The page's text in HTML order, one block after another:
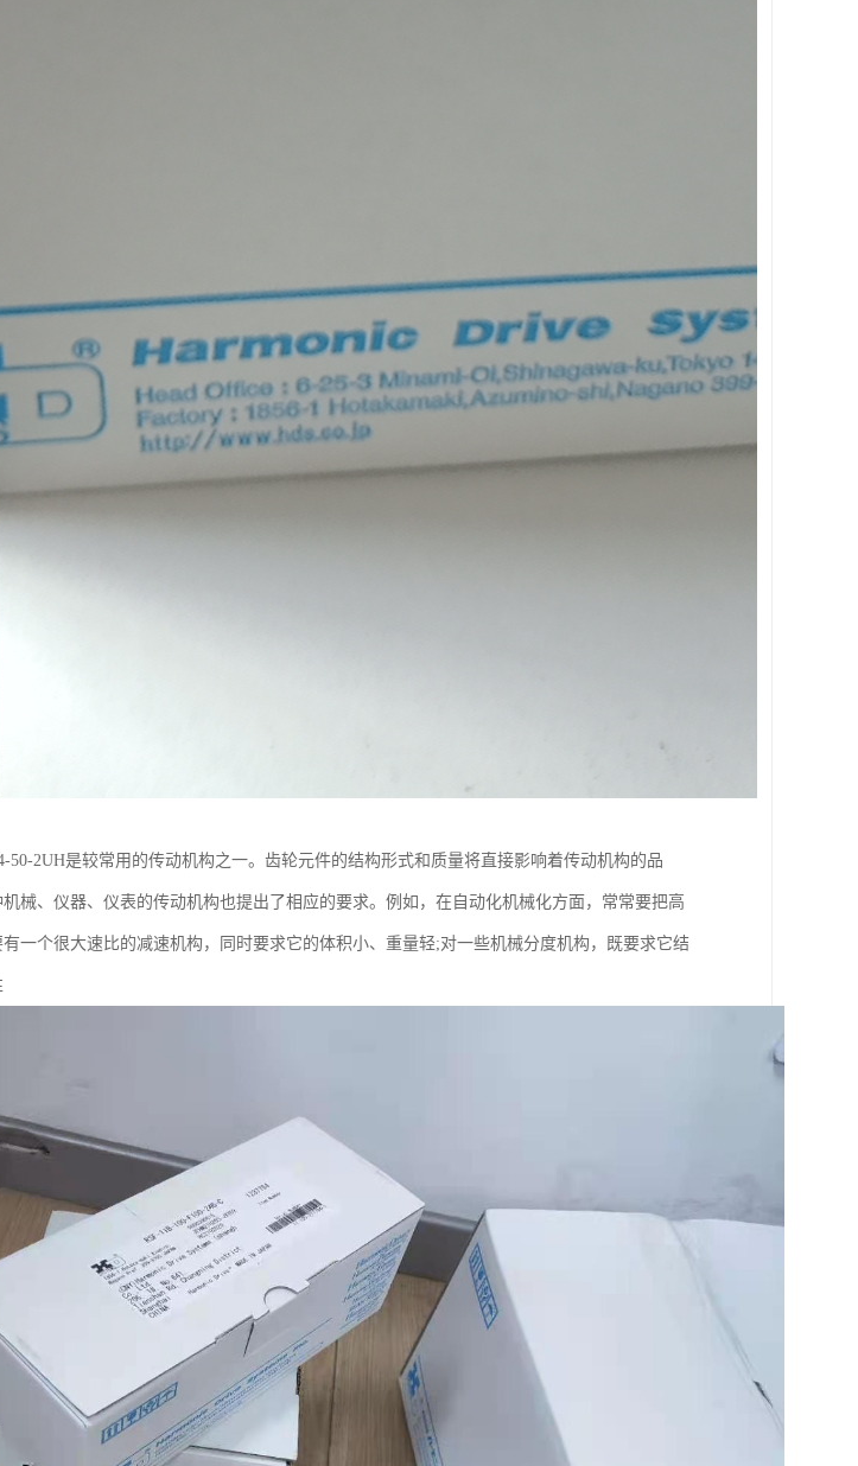
50-2UH是较常用的传动机构之一。齿轮元件的结构形式和质量将直接影响着传动机构的品
械、仪器、仪表的传动机构也提出了相应的要求。例如，在自动化机械化方面，常常要把高
一个很大速比的减速机构，同时要求它的体积小、重量轻;对一些机械分度机构，既要求它结